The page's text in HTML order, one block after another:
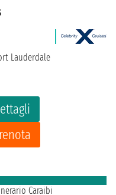
Lauderdale